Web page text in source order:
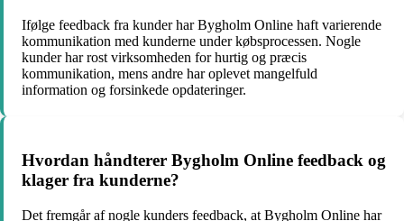
Ifølge feedback fra kunder har Bygholm Online haft varierende
kommunikation med kunderne under købsprocessen. Nogle
kunder har rost virksomheden for hurtig og præcis
kommunikation, mens andre har oplevet mangelfuld
information og forsinkede opdateringer.
Hvordan håndterer Bygholm Online feedback og
klager fra kunderne?
Det fremgår af nogle kunders feedback, at Bygholm Online har